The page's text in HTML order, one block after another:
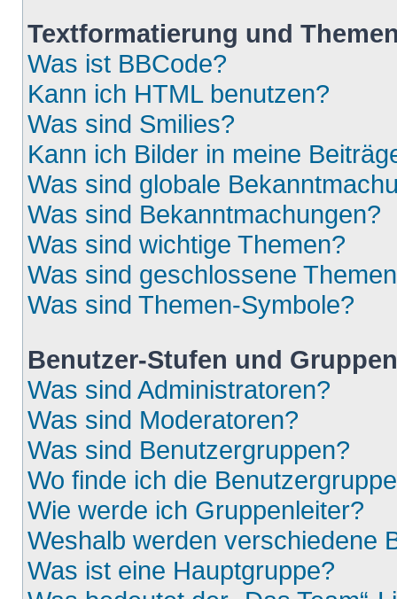
Textformatierung und
Was ist BBCode?
Kann ich HTML benutzen?
Was sind Smilies?
Kann ich Bilder in meine
Was sind globale
Was sind Bekanntmachungen?
Was sind wichtige Themen?
Was sind geschlossene
Was sind Themen-Symbole?
Benutzer-Stufen und Gruppen
Was sind Administratoren?
Was sind Moderatoren?
Was sind Benutzergruppen?
Wo finde ich die
Wie werde ich Gruppenleiter?
Weshalb werden verschiedene
Was ist eine Hauptgruppe?